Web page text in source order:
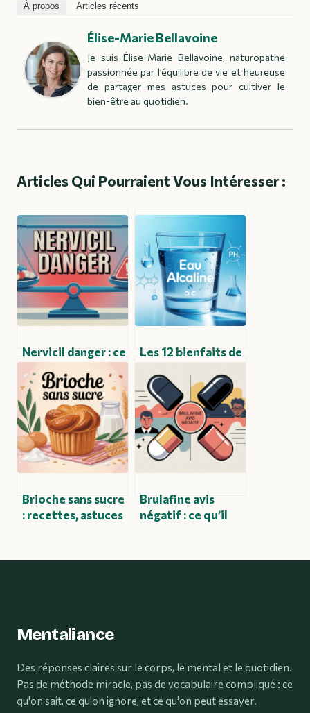
À propos Articles récents
Élise-Marie Bellavoine
Je suis Élise-Marie Bellavoine, naturopathe
passionnée par l’équilibre de vie et heureuse
de partager mes astuces pour cultiver le
bien-être au quotidien.
Articles Qui Pourraient Vous Intéresser :
Nervicil danger : ce
absolument savoir
Les 12 bienfaits de
connaître
absolument
Brioche sans sucre
: recettes, astuces
Brulafine avis
négatif : ce qu’il
d’acheter
Mentaliance
Des réponses claires sur le corps, le mental et le quotidien.
Pas de méthode miracle, pas de vocabulaire compliqué : ce
qu'on sait, ce qu'on ignore, et ce qu'on peut essayer.